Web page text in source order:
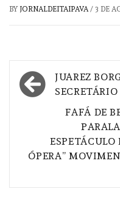
BY JORNALDEITAIPAVA/ 3 DE
Navegação
de
JUAREZ
FAFÁ DE
ÓPERA”